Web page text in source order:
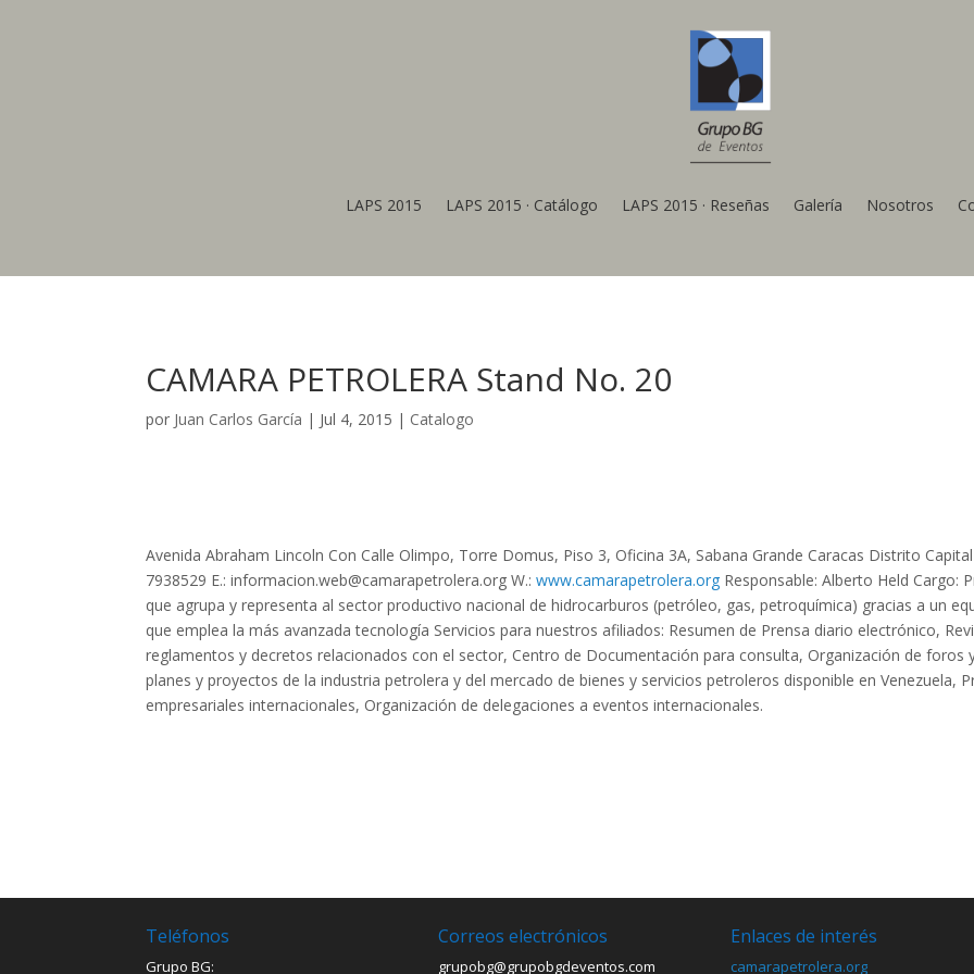
LAPS 2015 LAPS 2015 · Catálogo LAPS 2015 · Reseñas Galería Nosotros
CAMARA PETROLERA Stand No. 20
por Juan Carlos García | Jul 4, 2015 | Catalogo
Avenida Abraham Lincoln Con Calle Olimpo, Torre Domus, Piso 3, Oficina 3A, Sabana Grande Caracas Distrito
7938529 E.:informacion.web@camarapetrolera.org W.:www.camarapetrolera.org Responsable: Alberto Held Cargo:
que agrupa y representa al sector productivo nacional de hidrocarburos (petróleo, gas, petroquímica) gracias a un
que emplea la más avanzada tecnología Servicios para nuestros afiliados: Resumen de Prensa diario electrónico,
reglamentos y decretos relacionados con el sector, Centro de Documentación para consulta, Organización de
planes y proyectos de la industria petrolera y del mercado de bienes y servicios petroleros disponible en Venezuela,
empresariales internacionales, Organización de delegaciones a eventos internacionales.
Teléfonos
Grupo BG:
Correos electrónicos
grupobg@grupobgdeventos.com
Enlaces de interés
camarapetrolera.org